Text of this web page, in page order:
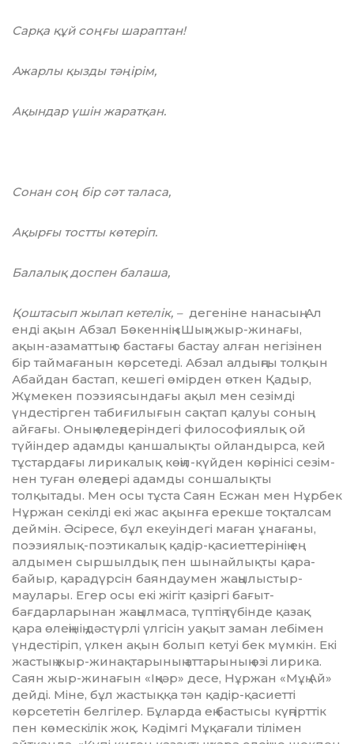
Сарқа құй соңғы шараптан!
Ажарлы қызды тәңірім,
Ақындар үшін жаратқан.
Сонан соң бір сәт таласа,
Ақырғы тостты көтеріп.
Балалық доспен балаша,
Қоштасып жылап кетелік, – дегеніне нанасың. Ал
енді ақын Абзал Бөкеннің «Шың» жыр-жинағы,
ақын-азаматтың о бастағы бастау алған негізінен
бір таймағанын көрсетеді. Абзал алдыңғы толқын
Абайдан бастап, кешегі өмірден өткен Қадыр,
Жұмекен поэзиясындағы ақыл мен сезімді
үндестірген табиғилығын сақтап қалуы соның
айғағы. Оның өлең­дерін­дегі философиялық ой
түйіндер адамды қаншалықты ойландырса, кей
тұстар­дағы лирикалық көңіл-күйден көрінісі сезім­
нен туған өлеңдері адамды соншалық­ты
толқытады. Мен осы тұста Саян Есжан мен Нұрбек
Нұржан секілді екі жас ақынға ерекше тоқталсам
деймін. Әсіресе, бұл екеуіндегі маған ұнағаны,
поэзиялық-поэ­ти­калық қадір-қасиеттерінің ең
алдымен сыр­шылдық пен шынайлықты қара­
байыр, қарадүрсін баяндаумен жа­­ңылыс­тыр­
маулары. Егер осы екі жігіт қазіргі ба­ғыт-
бағдарларынан жаңылмаса, түптің түбінде қазақ
қара өлеңінің дәстүрлі үлгісін уақыт заман лебімен
үндестіріп, үлкен ақын болып кетуі бек мүмкін. Екі
жастың жыр-жинақтарының аттарының өзі лирика.
Саян жыр-жинағын «Іңкәр» десе, Нұржан «Мұң Ай»
дейді. Міне, бұл жастыққа тән қадір-қасиетті
көрсететін белгілер. Бұларда ең бастысы күңгірттік
пен көмескілік жоқ. Кәдімгі Мұқағали тілімен